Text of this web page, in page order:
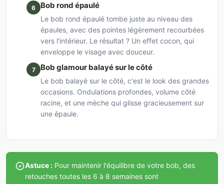
6 Bob rond épaulé
Le bob rond épaulé tombe juste au niveau des
épaules, avec des pointes légèrement recourbées
vers l'intérieur. Le résultat ? Un effet cocon, qui
enveloppe le visage avec douceur.
7 Bob glamour balayé sur le côté
Le bob balayé sur le côté, c'est le look des grandes
occasions. Ondulations profondes, volume côté
racine, et une mèche qui glisse gracieusement sur
une épaule.
Astuce : Pour maintenir l'équilibre de votre bob, des
retouches toutes les 6 à 8 semaines sont